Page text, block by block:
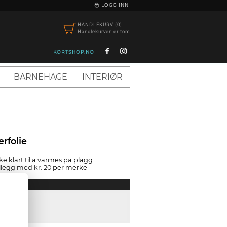
LOGG INN
HANDLEKURV (0)
Handlekurven er tom
KORTSHOP.NO
BARNEHAGE INTERIØR
klart til å varmes på plagg.
med kr. 20 per merke